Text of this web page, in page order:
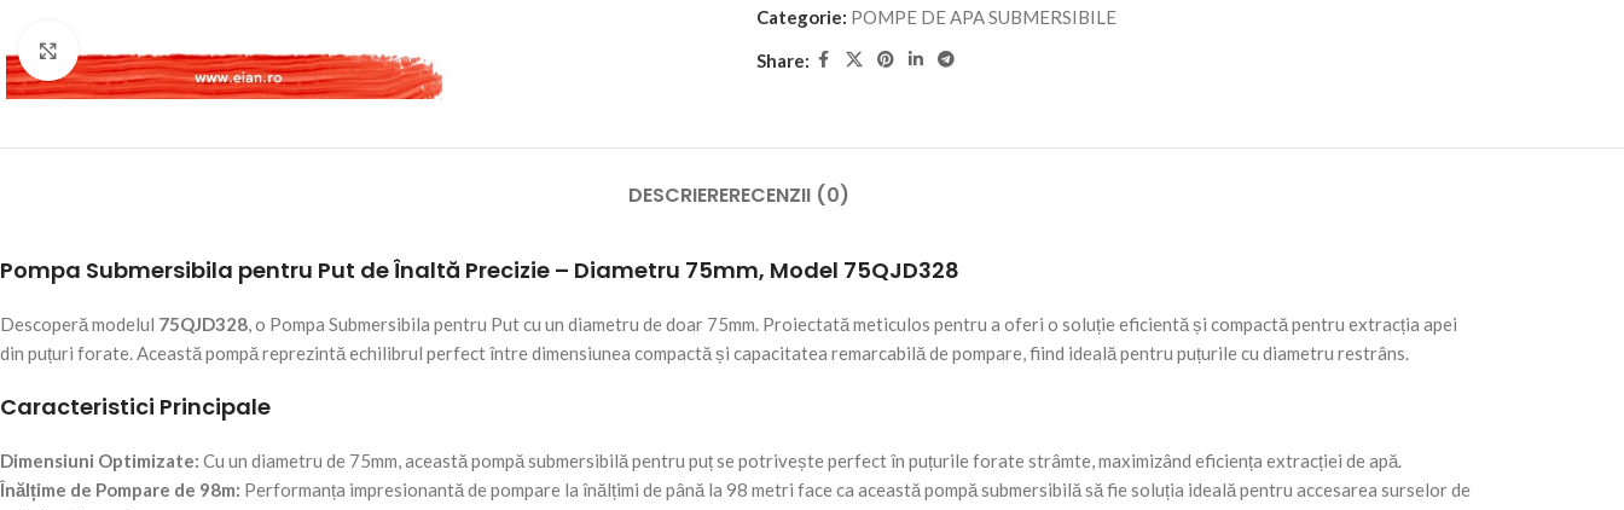
Click to enlarge
Categorie: POMPE DE APA SUBMERSIBILE
Share:
DESCRIERERECENZII (0)
Pompa Submersibila pentru Put de Înaltă Precizie – Diametru 75mm, Model 75QJD328
Descoperă modelul 75QJD328, o Pompa Submersibila pentru Put cu un diametru de doar 75mm. Proiectată meticulos pentru a oferi o soluție eficientă și compactă pentru extracția apei
din puțuri forate. Această pompă reprezintă echilibrul perfect între dimensiunea compactă și capacitatea remarcabilă de pompare, fiind ideală pentru puțurile cu diametru restrâns.
Caracteristici Principale
Dimensiuni Optimizate: Cu un diametru de 75mm, această pompă submersibilă pentru puț se potrivește perfect în puțurile forate strâmte, maximizând eficiența extracției de apă.
Înălțime de Pompare de 98m: Performanța impresionantă de pompare la înălțimi de până la 98 metri face ca această pompă submersibilă să fie soluția ideală pentru accesarea surselor de